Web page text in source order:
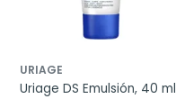
URIAGE
Uriage DS Emulsión, 40 ml